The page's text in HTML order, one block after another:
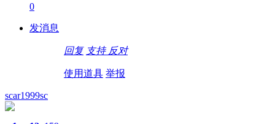
0
发消息
回复 支持 反对
使用道具 举报
scar1999sc